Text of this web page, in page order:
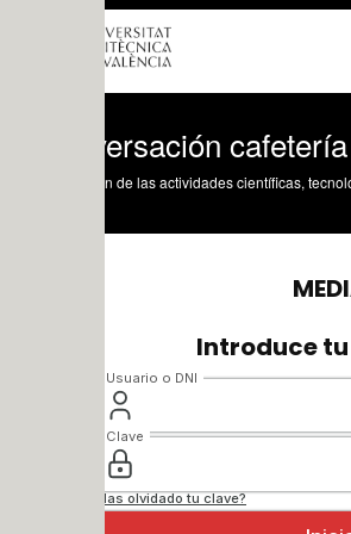
cafetería voz
de las actividades científicas, tecnológicas y